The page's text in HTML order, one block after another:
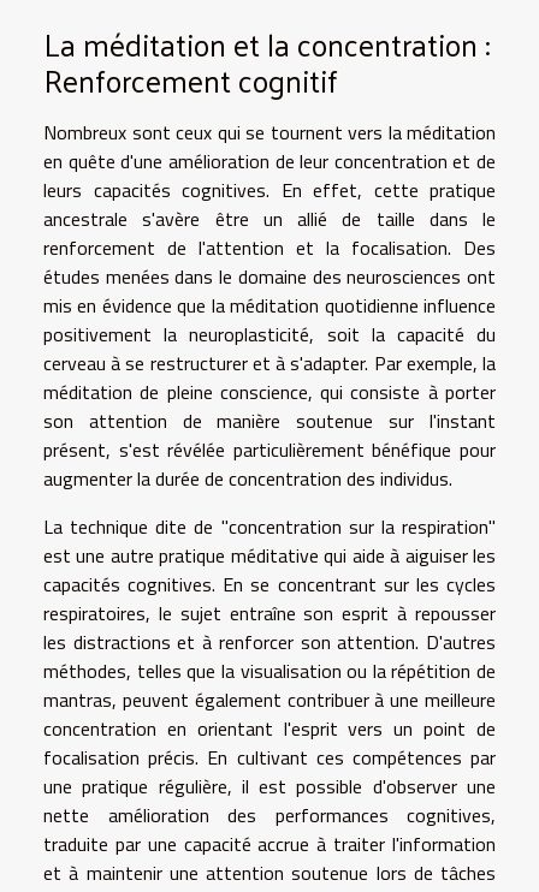
La méditation et la concentration :
Renforcement cognitif
Nombreux sont ceux qui se tournent vers la méditation
en quête d'une amélioration de leur concentration et de
leurs capacités cognitives. En effet, cette pratique
ancestrale s'avère être un allié de taille dans le
renforcement de l'attention et la focalisation. Des
études menées dans le domaine des neurosciences ont
mis en évidence que la méditation quotidienne influence
positivement la neuroplasticité, soit la capacité du
cerveau à se restructurer et à s'adapter. Par exemple, la
méditation de pleine conscience, qui consiste à porter
son attention de manière soutenue sur l'instant
présent, s'est révélée particulièrement bénéfique pour
augmenter la durée de concentration des individus.
La technique dite de "concentration sur la respiration"
est une autre pratique méditative qui aide à aiguiser les
capacités cognitives. En se concentrant sur les cycles
respiratoires, le sujet entraîne son esprit à repousser
les distractions et à renforcer son attention. D'autres
méthodes, telles que la visualisation ou la répétition de
mantras, peuvent également contribuer à une meilleure
concentration en orientant l'esprit vers un point de
focalisation précis. En cultivant ces compétences par
une pratique régulière, il est possible d'observer une
nette amélioration des performances cognitives,
traduite par une capacité accrue à traiter l'information
et à maintenir une attention soutenue lors de tâches